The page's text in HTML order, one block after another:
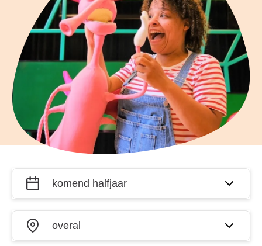
Filter
activiteiten
op datum
en plaats
Wanneer?
Waar?